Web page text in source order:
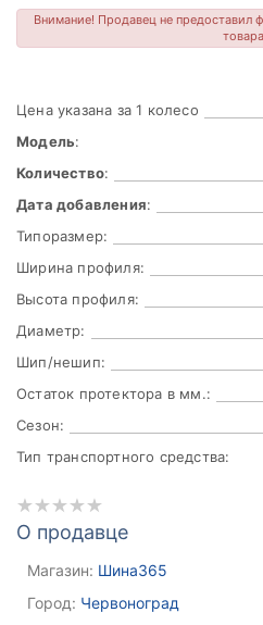
Внимание! Продавец не предоставил
товара
Цена указана за 1 колесо
Модель:
Количество:
Дата добавления:
Типоразмер:
Ширина профиля:
Высота профиля:
Диаметр:
Шип/нешип:
Остаток протектора в мм.:
Сезон:
Тип транспортного средства:
О продавце
Магазин: Шина365
Город: Червоноград